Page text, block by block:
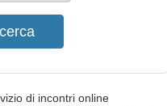
di incontri online